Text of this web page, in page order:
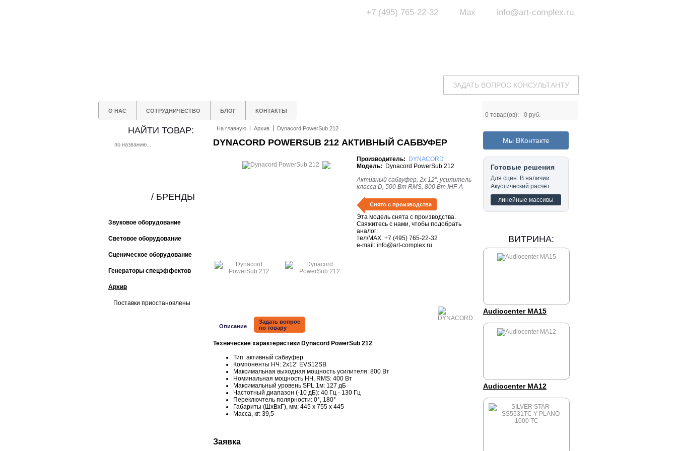
info@art-complex.ru
Max
+7 (495) 765-22-32
ЗАДАТЬ ВОПРОС КОНСУЛЬТАНТУ
О НАС СОТРУДНИЧЕСТВО БЛОГ КОНТАКТЫ
0 товар(ов): - 0 руб.
НАЙТИ ТОВАР:
Звуковое оборудование
Световое оборудование
Сценическое оборудование
Генераторы спецэффектов
Архив
Поставки приостановлены
/ БРЕНДЫ
На главную Архив Dynacord PowerSub 212
DYNACORD POWERSUB 212 АКТИВНЫЙ САБВУФЕР
Производитель:
DYNACORD
Модель: Dynacord PowerSub 212
Активный сабвуфер, 2x 12", усилитель
класса D, 500 Вт RMS, 800 Вт IHF-A
Снято с производства
Эта модель снята с производства.
Свяжитесь с нами, чтобы подобрать
аналог:
тел/MAX: +7 (495) 765-22-32
e-mail: info@art-complex.ru
Описание
Задать вопрос
по товару
Технические характеристики Dynacord PowerSub 212:
Тип: активный сабвуфер
Компоненты НЧ: 2x12‛ EVS12SB
Максимальная выходная мощность усилителя: 800 Вт
Номинальная мощность НЧ, RMS: 400 Вт
Максимальный уровень SPL 1м: 127 дБ
Частотный диапазон (-10 дБ): 40 Гц - 130 Гц
Переключтель полярности: 0°, 180°
Габариты (ШхВхГ), мм: 445 х 755 х 445
Масса, кг: 39,5
Заявка
Мы ВКонтакте
Готовые решения
Для сцен. В наличии.
Акустический расчёт.
линейные массивы
ВИТРИНА:
Audiocenter MA15
Audiocenter MA12